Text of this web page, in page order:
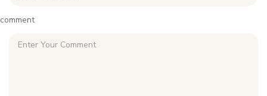
comment